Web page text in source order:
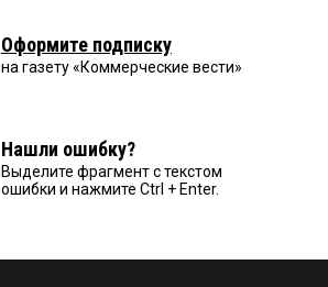
Оформите подписку
на газету «Коммерческие вести»
Нашли ошибку?
Выделите фрагмент с текстом
ошибки и нажмите Ctrl + Enter.